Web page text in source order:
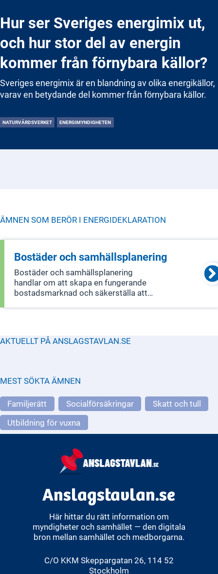
Hur ser Sveriges energimix ut,
och hur stor del av energin
kommer från förnybara källor?
Sveriges energimix är en blandning av olika energikällor,
varav en betydande del kommer från förnybara källor.
NATURVÅRDSVERKET ENERGIMYNDIGHETEN
ÄMNEN SOM BERÖR I ENERGIDEKLARATION
Bostäder och samhällsplanering
Bostäder och samhällsplanering
handlar om att skapa en fungerande
bostadsmarknad och säkerställa att
lantmä
AKTUELLT PÅ ANSLAGSTAVLAN.SE
MEST SÖKTA ÄMNEN
Familjerätt Socialförsäkringar
Skatt och tull
Utbildning för vuxna
Anslagstavlan.se
Här hittar du rätt information om
myndigheter och samhället — den digitala
bron mellan samhället och medborgarna.
C/O KKM Skeppargatan 26, 114 52
Stockholm